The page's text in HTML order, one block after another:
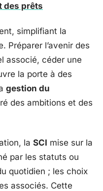
des prêts
simplifiant la
Préparer l’avenir des
associé, céder une
la porte à des
gestion du
des ambitions et des
la SCI mise sur la
par les statuts ou
quotidien ; les choix
associés. Cette